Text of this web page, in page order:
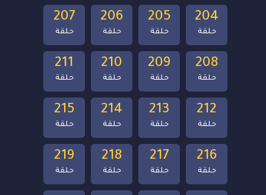
219
حلقة
218
حلقة
217
حلقة
216
حلقة
215
حلقة
214
حلقة
213
حلقة
212
حلقة
211
حلقة
210
حلقة
209
حلقة
208
حلقة
207
حلقة
206
حلقة
205
حلقة
204
حلقة